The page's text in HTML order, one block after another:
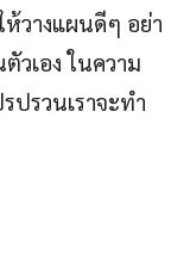
ห้วางแผนดีๆ อย่า
วเอง ในความ
ปรวนเราจะทำ